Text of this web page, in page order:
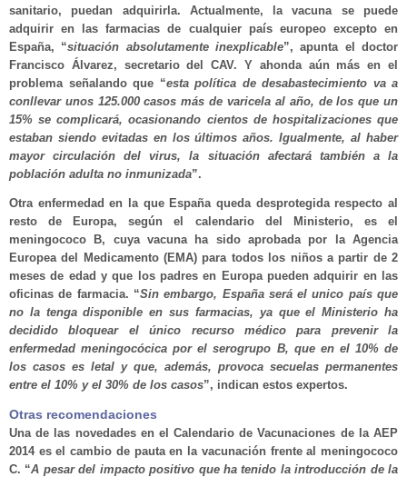
sanitario, puedan adquirirla. Actualmente, la vacuna se puede
adquirir en las farmacias de cualquier país europeo excepto en
España, “situación absolutamente inexplicable”, apunta el doctor
Francisco Álvarez, secretario del CAV. Y ahonda aún más en el
problema señalando que “esta política de desabastecimiento va a
conllevar unos 125.000 casos más de varicela al año, de los que un
15% se complicará, ocasionando cientos de hospitalizaciones que
estaban siendo evitadas en los últimos años. Igualmente, al haber
mayor circulación del virus, la situación afectará también a la
población adulta no inmunizada”.
Otra enfermedad en la que España queda desprotegida respecto al
resto de Europa, según el calendario del Ministerio, es el
meningococo B, cuya vacuna ha sido aprobada por la Agencia
Europea del Medicamento (EMA) para todos los niños a partir de 2
meses de edad y que los padres en Europa pueden adquirir en las
oficinas de farmacia. “Sin embargo, España será el unico país que
no la tenga disponible en sus farmacias, ya que el Ministerio ha
decidido bloquear el único recurso médico para prevenir la
enfermedad meningocócica por el serogrupo B, que en el 10% de
los casos es letal y que, además, provoca secuelas permanentes
entre el 10% y el 30% de los casos”, indican estos expertos.
Otras recomendaciones
Una de las novedades en el Calendario de Vacunaciones de la AEP
2014 es el cambio de pauta en la vacunación frente al meningococo
C. “A pesar del impacto positivo que ha tenido la introducción de la